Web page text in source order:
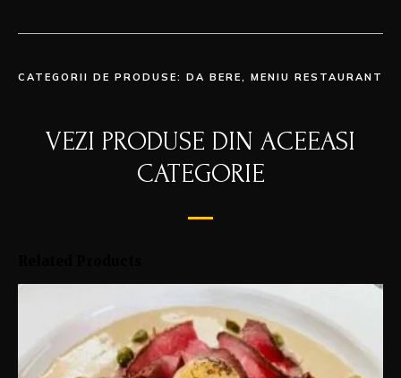
CATEGORII DE PRODUSE: DA BERE, MENIU RESTAURANT
VEZI PRODUSE DIN ACEEASI
CATEGORIE